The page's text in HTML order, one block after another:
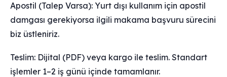
Apostil (Talep Varsa): Yurt dışı kullanım için apostil
damgası gerekiyorsa ilgili makama başvuru sürecini
biz üstleniriz.
Teslim: Dijital (PDF) veya kargo ile teslim. Standart
işlemler 1–2 iş günü içinde tamamlanır.